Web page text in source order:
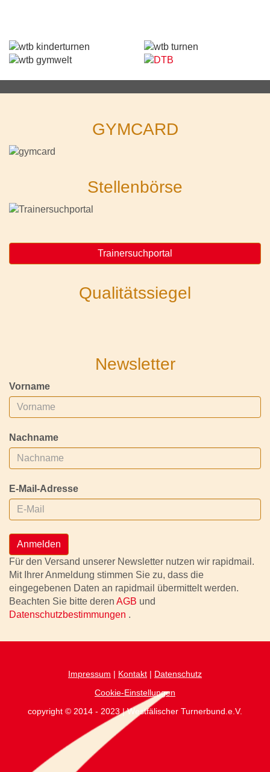
GYMCARD
Stellenbörse
Trainersuchportal
Qualitätssiegel
Newsletter
Vorname
Nachname
E-Mail-Adresse
Anmelden
Für den Versand unserer Newsletter nutzen wir rapidmail.
Mit Ihrer Anmeldung stimmen Sie zu, dass die
eingegebenen Daten an rapidmail übermittelt werden.
Beachten Sie bitte deren AGB und
Datenschutzbestimmungen .
Impressum | Kontakt | Datenschutz
Cookie-Einstellungen
copyright © 2014 - 2023 | Westfälischer Turnerbund.e.V.